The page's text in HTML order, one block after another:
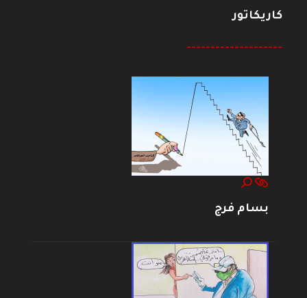
كاريكاتور
--------------------
بسام فرج